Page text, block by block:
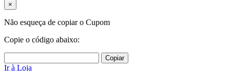
×
Não esqueça de copiar o Cupom
Copie o código abaixo:
Copiar
Ir à Loja